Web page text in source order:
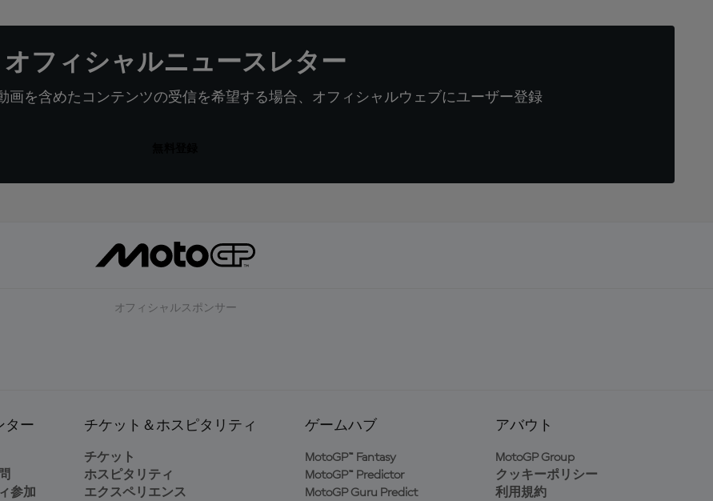
オフィシャルニュースレター
画を含めたコンテンツの受信を希望する場合、オフィシャルウェブにユーザー登録
オフィシャルスポンサー
ター
参加
チケット＆ホスピタリティ
チケット
ホスピタリティ
エクスペリエンス
ゲームハブ
MotoGP™ Fantasy
MotoGP™ Predictor
MotoGP Guru Predict
アバウト
MotoGP Group
クッキーポリシー
利用規約